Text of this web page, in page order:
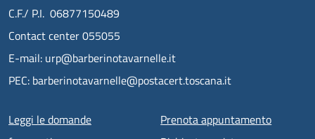
C.F./ P.I. 06877150489
Contact center 055055
E-mail: urp@barberinotavarnelle.it
PEC: barberinotavarnelle@postacert.toscana.it
Menu piè di pagina
Leggi le domande
Prenota appuntamento